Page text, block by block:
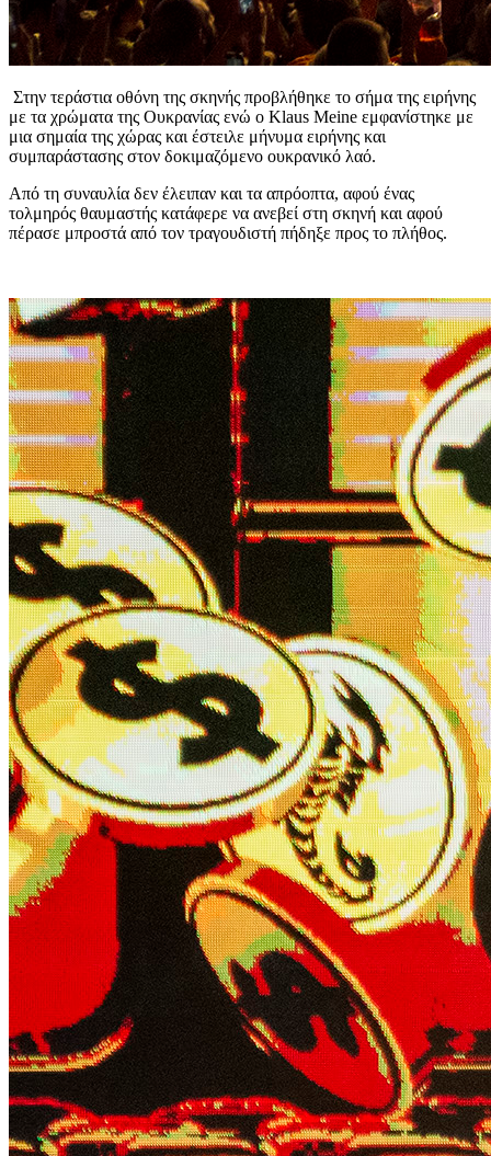
Στην τεράστια οθόνη της σκηνής προβλήθηκε το σήμα της ειρήνης
με τα χρώματα της Ουκρανίας ενώ ο Klaus Meine εμφανίστηκε με
μια σημαία της χώρας και έστειλε μήνυμα ειρήνης και
συμπαράστασης στον δοκιμαζόμενο ουκρανικό λαό.
Από τη συναυλία δεν έλειπαν και τα απρόοπτα, αφού ένας
τολμηρός θαυμαστής κατάφερε να ανεβεί στη σκηνή και αφού
πέρασε μπροστά από τον τραγουδιστή πήδηξε προς το πλήθος.